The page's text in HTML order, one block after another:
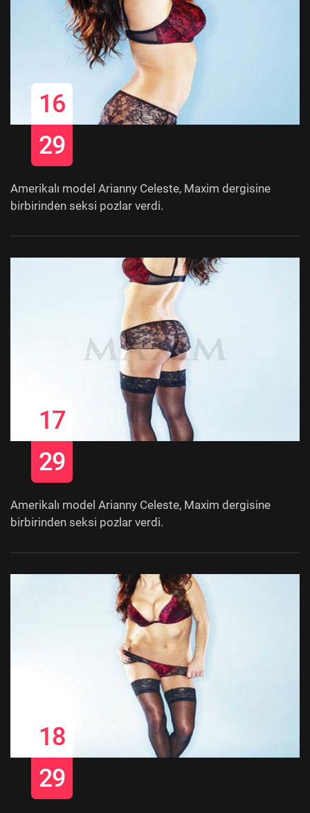
16
29
Amerikalı model Arianny Celeste, Maxim dergisine
birbirinden seksi pozlar verdi.
17
29
Amerikalı model Arianny Celeste, Maxim dergisine
birbirinden seksi pozlar verdi.
18
29